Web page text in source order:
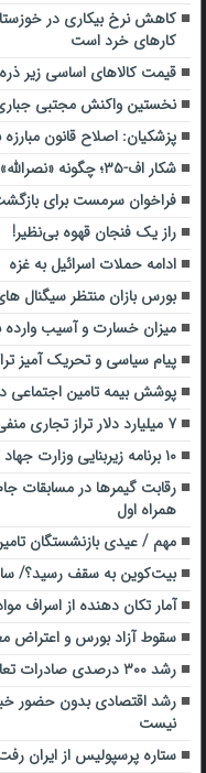
کاهش نرخ بیکاری در
کارهای خرد است
قیمت کالاهای اساسی زیر
نخستین واکنش مجتبی
پزشکیان: اصلاح قانون مبارزه
شکار اف-۳۵؛ چگونه «نصرالله» ۲هزارمیلیارد دلار غرور آمریکایی را سوزاند؟
فراخوان سرمست برای بازگشت
راز یک فنجان قهوه بی‌نظیر!
ادامه حملات اسرائیل به غزه
بورس بازان منتظر سیگنال
میزان خسارت و آسیب
پیام سیاسی و تحریک آمیز
پوشش بیمه‌ تامین اجتماعی
٧ میلیارد دلار تراز تجاری منفی بدون نفت| سهم صادرات ۲۹.۵ میلیارد دلار
۱۰ برنامه زیربنایی وزارت جهاد کشاورزی اعلام شد
رقابت گیمرها در مسابقات
همراه اول
مهم / عیدی بازنشستگان
بیت‌کوین به سقف رسید؟/
آمار تکان دهنده از اسراف
سقوط آزاد بورس و اعتراض
رشد ۳۰۰ درصدی صادرات تعاونی‌های روستایی تا پایان سال
رشد اقتصادی بدون حضور
نیست
ستاره پرسپولیس از ایران رفت